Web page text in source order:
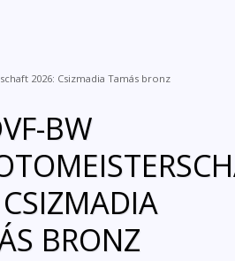
2026: Csizmadia Tamás bronz
BW
BRONZ